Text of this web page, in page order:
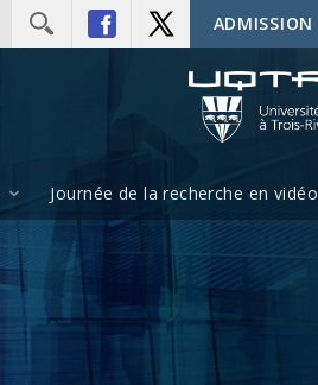
ADMISSION
Journée de la recherche en vidéo